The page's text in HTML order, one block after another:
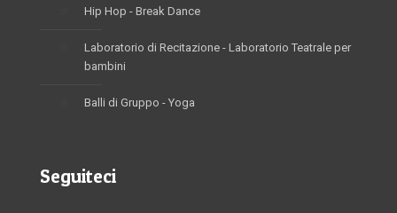
Hip Hop - Break Dance
Laboratorio di Recitazione - Laboratorio Teatrale per
bambini
Balli di Gruppo - Yoga
Seguiteci